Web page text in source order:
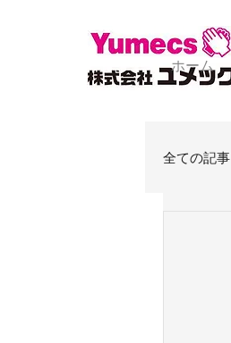
ホーム
全ての記事